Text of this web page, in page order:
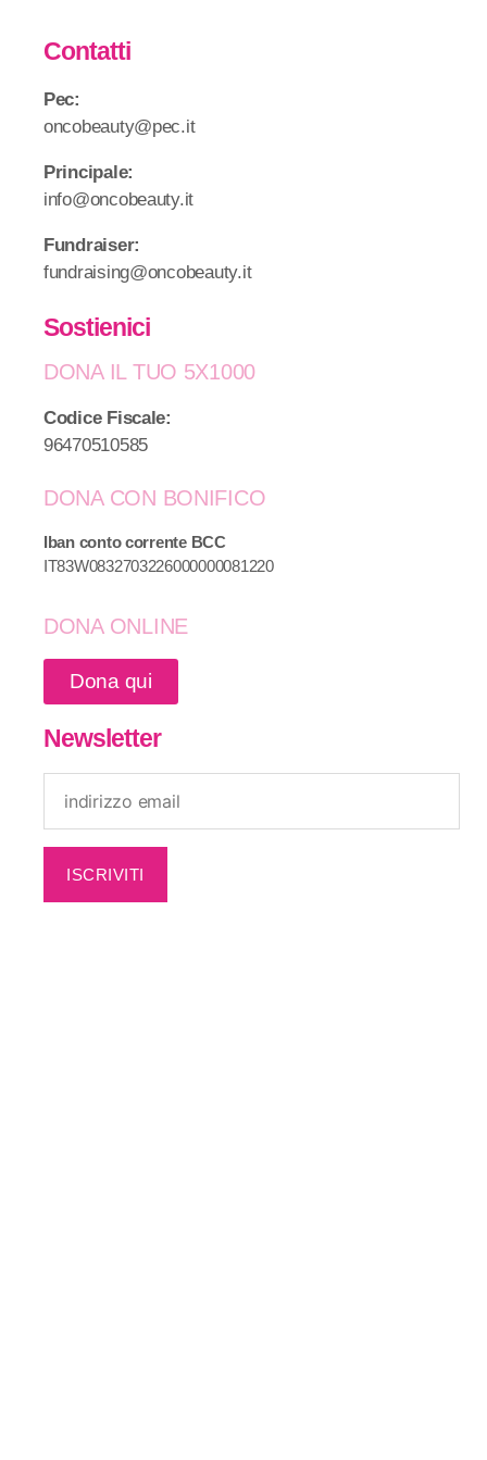
Contatti
Pec:
oncobeauty@pec.it
Principale:
info@oncobeauty.it
Fundraiser:
fundraising@oncobeauty.it
Sostienici
DONA IL TUO 5X1000
Codice Fiscale:
96470510585
DONA CON BONIFICO
Iban conto corrente BCC
IT83W0832703226000000081220
DONA ONLINE
Dona qui
Newsletter